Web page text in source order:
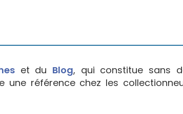
et du Blog, qui constitue sans
une référence chez les